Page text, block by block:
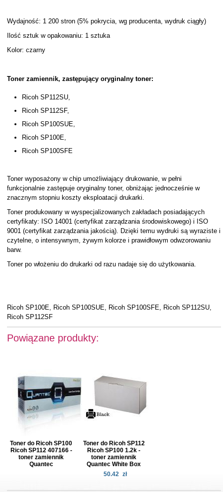
Wydajność: 1 200 stron (5% pokrycia, wg producenta, wydruk ciągły)
Ilość sztuk w opakowaniu: 1 sztuka
Kolor: czarny
Toner zamiennik, zastępujący oryginalny toner:
Ricoh SP112SU,
Ricoh SP112SF,
Ricoh SP100SUE,
Ricoh SP100E,
Ricoh SP100SFE
Toner wyposażony w chip umożliwiający drukowanie, w pełni
funkcjonalnie zastępuje oryginalny toner, obniżając jednocześnie w
znacznym stopniu koszty eksploatacji drukarki.
Toner produkowany w wyspecjalizowanych zakładach posiadających
certyfikaty: ISO 14001 (certyfikat zarządzania środowiskowego) i ISO
9001 (certyfikat zarządzania jakością). Dzięki temu wydruki są wyraziste i
czytelne, o intensywnym, żywym kolorze i prawidłowym odwzorowaniu
barw.
Toner po włożeniu do drukarki od razu nadaje się do użytkowania.
Ricoh SP100E, Ricoh SP100SUE, Ricoh SP100SFE, Ricoh SP112SU,
Ricoh SP112SF
Powiązane produkty:
Toner do Ricoh SP100
Ricoh SP112 407166 -
toner zamiennik
Quantec
Toner do Ricoh SP112
Ricoh SP100 1.2k -
toner zamiennik
Quantec White Box
50.42 zł